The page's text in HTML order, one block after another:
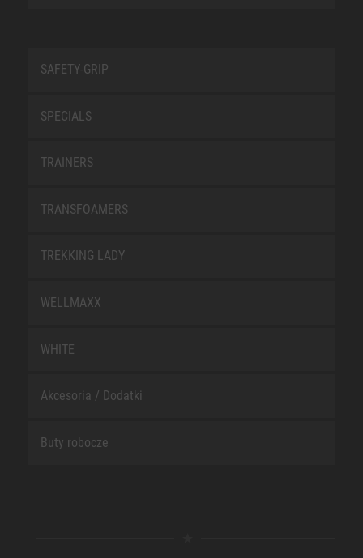
SAFETY-GRIP
SPECIALS
TRAINERS
TRANSFOAMERS
TREKKING LADY
WELLMAXX
WHITE
Akcesoria / Dodatki
Buty robocze